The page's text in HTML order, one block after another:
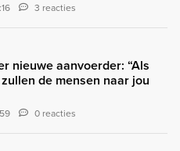
3 reacties
nieuwe aanvoerder: “Als
de mensen naar jou
0 reacties